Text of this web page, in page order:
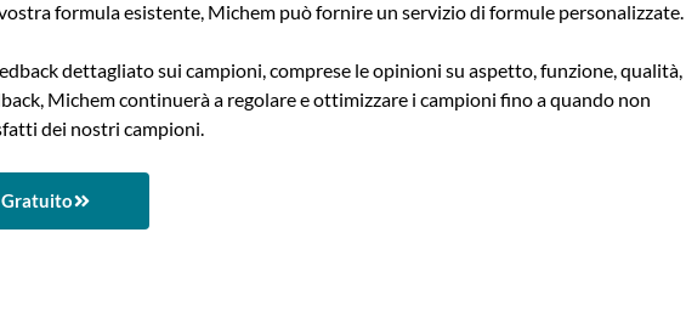
formula esistente, Michem può fornire un servizio di formule personalizzate.
dettagliato sui campioni, comprese le opinioni su aspetto, funzione, qualità,
Michem continuerà a regolare e ottimizzare i campioni fino a quando non
dei nostri campioni.
Gratuito